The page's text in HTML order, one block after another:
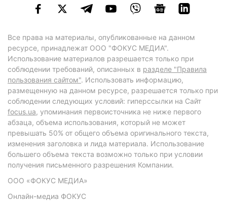
Все права на материалы, опубликованные на данном
ресурсе, принадлежат ООО "ФОКУС МЕДИА".
Использование материалов разрешается только при
соблюдении требований, описанных в разделе "Правила
пользования сайтом". Использовать информацию,
размещенную на данном ресурсе, разрешается только при
соблюдении следующих условий: гиперссылки на Сайт
focus.ua, упоминания первоисточника не ниже первого
абзаца, объема использования, который не может
превышать 50% от общего объема оригинального текста,
изменения заголовка и лида материала. Использование
большего объема текста возможно только при условии
получения письменного разрешения Компании.
ООО «ФОКУС МЕДИА»
Онлайн-медиа ФОКУС